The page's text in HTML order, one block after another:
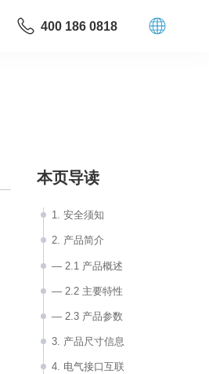
400 186 0818
本页导读
1. 安全须知
2. 产品简介
— 2.1 产品概述
— 2.2 主要特性
— 2.3 产品参数
3. 产品尺寸信息
4. 电气接口互联